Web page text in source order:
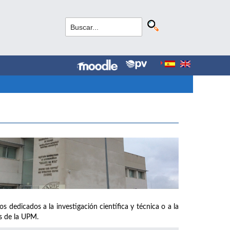
dedicados a la investigación científica y técnica o a la
de la UPM.